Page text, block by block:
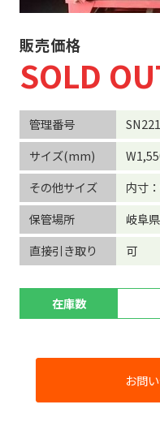
物流機器買取
事務機器など
販売価格
SOLD
管理番号
サイズ(mm)
その他サイズ
内寸
保管場所
岐阜
直接引き取り
可
在庫数
お問